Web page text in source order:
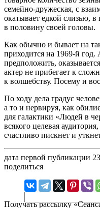
семейно-дружеская, с
окатывает едкой слизью, в
в половину своей головы.
Как обычно и бывает на
приходится на 1969-й год.
предположить,
актер не прибегает к
к волшебству. Посему и
По ходу дела градус
а то и нервируя, как
для галактики «Людей в
всякого целевая
счастливо пискнет и
дата первой публикации
поделиться
Получать рассылку